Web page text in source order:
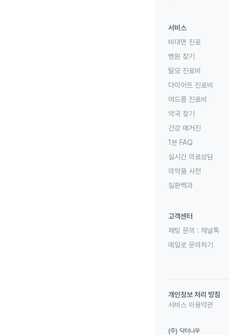
서비스
비대면 진료
병원 찾기
탈모 진료비
다이어트 진료비
여드름 진료비
약국 찾기
건강 매거진
1분 FAQ
실시간 의료상담
의약품 사전
질환백과
고객센터
채팅 문의 : 채널톡
메일로 문의하기
개인정보 처리 방침
서비스 이용약관
(주) 닥터나우